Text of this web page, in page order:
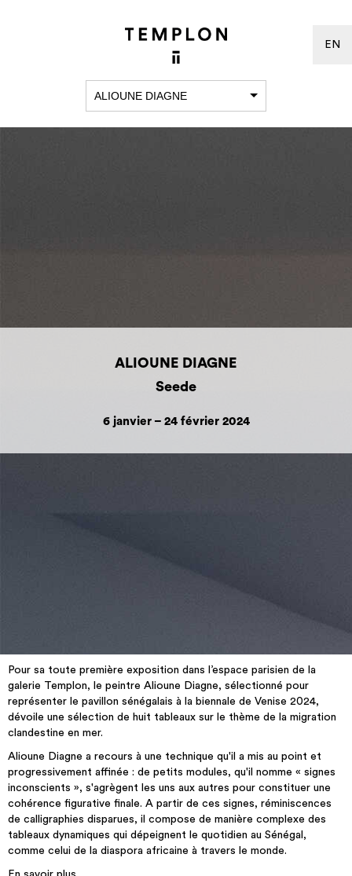
EN
ALIOUNE DIAGNE
ALIOUNE DIAGNE
Seede
6 janvier – 24 février 2024
Pour sa toute première exposition dans l’espace parisien de la
galerie Templon, le peintre Alioune Diagne, sélectionné pour
représenter le pavillon sénégalais à la biennale de Venise 2024,
dévoile une sélection de huit tableaux sur le thème de la migration
clandestine en mer.
Alioune Diagne a recours à une technique qu'il a mis au point et
progressivement affinée : de petits modules, qu'il nomme « signes
inconscients », s'agrègent les uns aux autres pour constituer une
cohérence figurative finale. A partir de ces signes, réminiscences
de calligraphies disparues, il compose de manière complexe des
tableaux dynamiques qui dépeignent le quotidien au Sénégal,
comme celui de la diaspora africaine à travers le monde.